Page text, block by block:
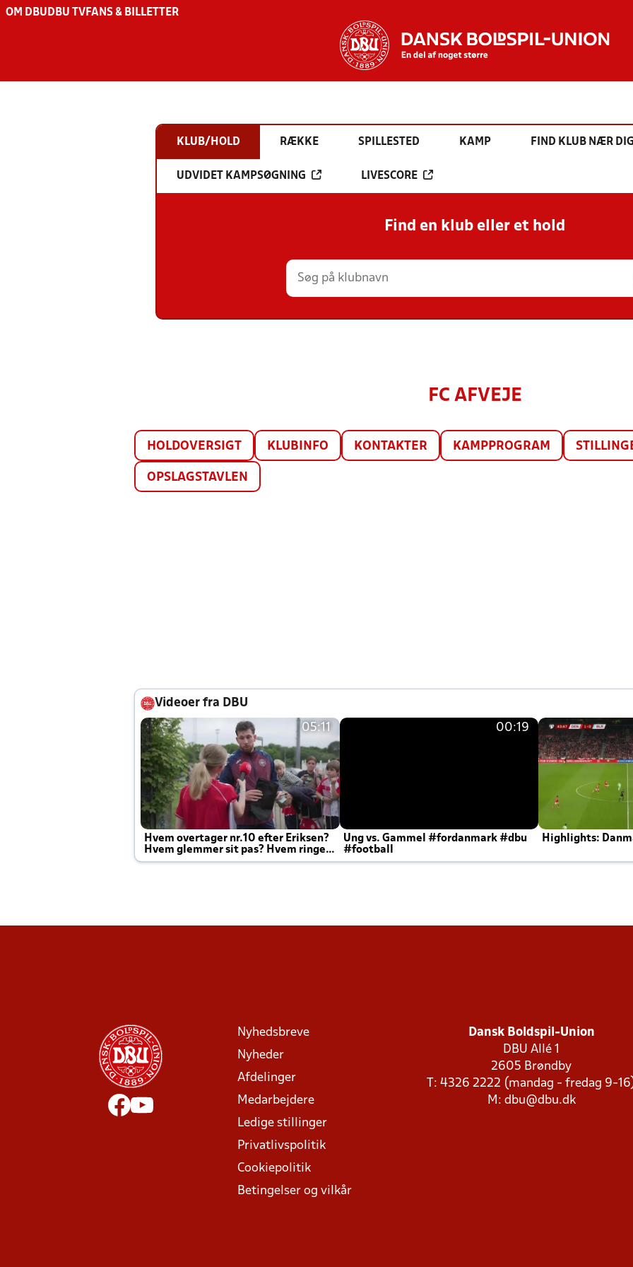
OM DBU DBU TV FANS & BILLETTER
KLUB/HOLD RÆKKE SPILLESTED KAMP FIND KLUB NÆR DIG
UDVIDET KAMPSØGNING LIVESCORE
Find en klub eller et hold
FC AFVEJE
HOLDOVERSIGT KLUBINFO KONTAKTER KAMPPROGRAM
OPSLAGSTAVLEN
Videoer fra DBU
05:11
Hvem overtager nr.10 efter Eriksen?
Hvem glemmer sit pas? Hvem ringer
Joachim altid til efter kampe?
00:19
Ung vs. Gammel #fordanmark #dbu
#football
Highlights:
Nyhedsbreve
Nyheder
Afdelinger
Medarbejdere
Ledige stillinger
Privatlivspolitik
Cookiepolitik
Betingelser og vilkår
Dansk Boldspil-Union
DBU Allé 1
2605 Brøndby
T: 4326 2222 (mandag - fredag 9-
M: dbu@dbu.dk